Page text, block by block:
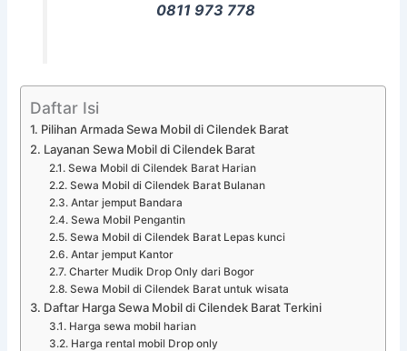
0811 973 778
Daftar Isi
Pilihan Armada Sewa Mobil di Cilendek Barat
Layanan Sewa Mobil di Cilendek Barat
Sewa Mobil di Cilendek Barat Harian
Sewa Mobil di Cilendek Barat Bulanan
Antar jemput Bandara
Sewa Mobil Pengantin
Sewa Mobil di Cilendek Barat Lepas kunci
Antar jemput Kantor
Charter Mudik Drop Only dari Bogor
Sewa Mobil di Cilendek Barat untuk wisata
Daftar Harga Sewa Mobil di Cilendek Barat Terkini
Harga sewa mobil harian
Harga rental mobil Drop only